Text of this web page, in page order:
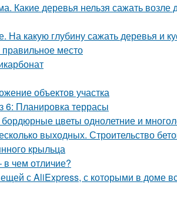
Какие деревья нельзя сажать
какую глубину сажать деревья и
место
объектов участка
6: Планировка террасы
цветы однолетние и
выходных. Строительство
крыльца
чем отличие?
с AliExpress, с которыми в доме